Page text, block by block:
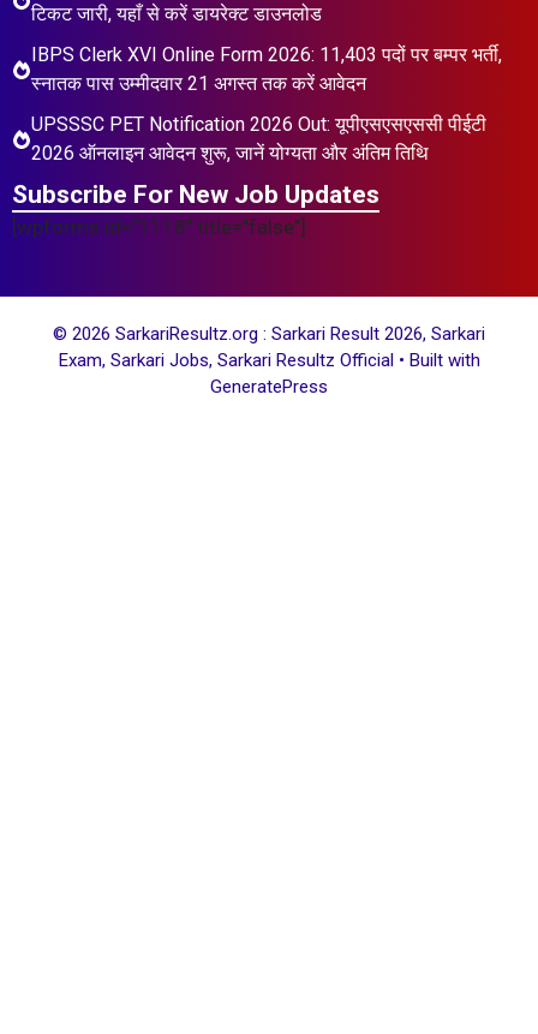
टिकट जारी, यहाँ से करें डायरेक्ट डाउनलोड
IBPS Clerk XVI Online Form 2026: 11,403 पदों पर बम्पर भर्ती,
स्नातक पास उम्मीदवार 21 अगस्त तक करें आवेदन
UPSSSC PET Notification 2026 Out: यूपीएसएसएससी पीईटी
2026 ऑनलाइन आवेदन शुरू, जानें योग्यता और अंतिम तिथि
Subscribe For New Job Updates
[wpforms id="1118" title="false"]
© 2026 SarkariResultz.org : Sarkari Result 2026, Sarkari
Exam, Sarkari Jobs, Sarkari Resultz Official • Built with
GeneratePress